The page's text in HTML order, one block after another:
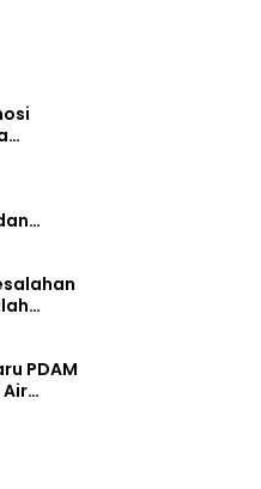
PDAM